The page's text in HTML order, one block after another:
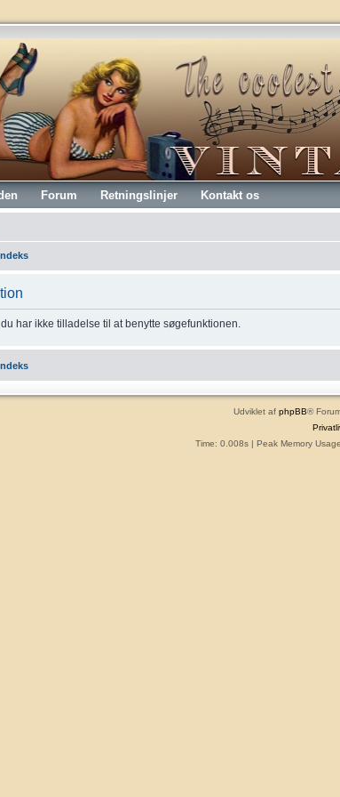
Forum Retningslinjer Kontakt os
har ikke tilladelse til at benytte søgefunktionen.
Udviklet af phpBB®
Time: 0.008s| Peak Memory